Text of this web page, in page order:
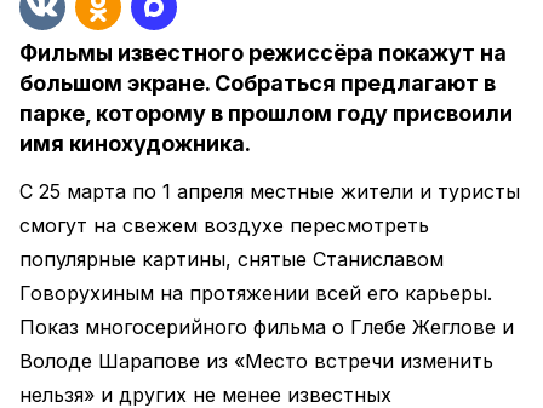
Фильмы известного режиссёра покажут на
большом экране. Собраться предлагают в
парке, которому в прошлом году присвоили
имя кинохудожника.
С 25 марта по 1 апреля местные жители и туристы
смогут на свежем воздухе пересмотреть
популярные картины, снятые Станиславом
Говорухиным на протяжении всей его карьеры.
Показ многосерийного фильма о Глебе Жеглове и
Володе Шарапове из «Место встречи изменить
нельзя» и других не менее известных